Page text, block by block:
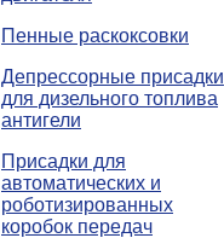
Пенные раскоксовки
Депрессорные присадки
для дизельного топлива
антигели
Присадки для
автоматических и
роботизированных
коробок передач